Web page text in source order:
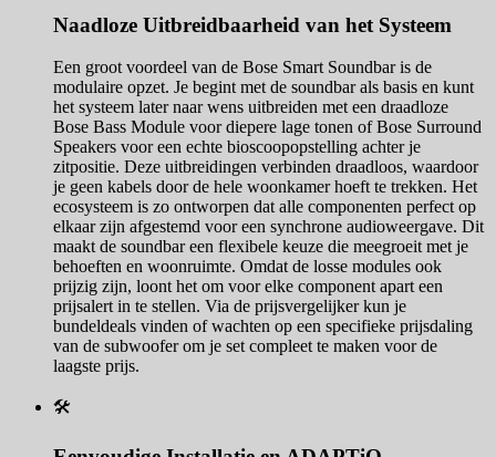
Naadloze Uitbreidbaarheid van het Systeem
Een groot voordeel van de Bose Smart Soundbar is de
modulaire opzet. Je begint met de soundbar als basis en kunt
het systeem later naar wens uitbreiden met een draadloze
Bose Bass Module voor diepere lage tonen of Bose Surround
Speakers voor een echte bioscoopopstelling achter je
zitpositie. Deze uitbreidingen verbinden draadloos, waardoor
je geen kabels door de hele woonkamer hoeft te trekken. Het
ecosysteem is zo ontworpen dat alle componenten perfect op
elkaar zijn afgestemd voor een synchrone audioweergave. Dit
maakt de soundbar een flexibele keuze die meegroeit met je
behoeften en woonruimte. Omdat de losse modules ook
prijzig zijn, loont het om voor elke component apart een
prijsalert in te stellen. Via de prijsvergelijker kun je
bundeldeals vinden of wachten op een specifieke prijsdaling
van de subwoofer om je set compleet te maken voor de
laagste prijs.
🛠️